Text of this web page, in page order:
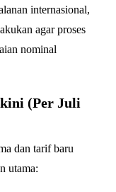
internasional,
agar proses
nominal
(Per Juli
dan tarif baru
utama: